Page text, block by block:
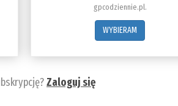
gpcodziennie.pl.
WYBIERAM
Zaloguj się